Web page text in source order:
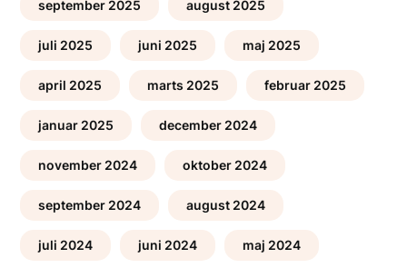
september 2025 august 2025
juli 2025 juni 2025 maj 2025
april 2025 marts 2025 februar 2025
januar 2025 december 2024
november 2024 oktober 2024
september 2024 august 2024
juli 2024 juni 2024 maj 2024